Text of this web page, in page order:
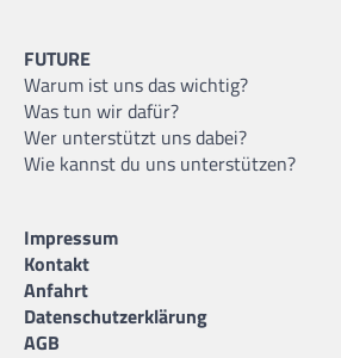
FUTURE
Warum ist uns das wichtig?
Was tun wir dafür?
Wer unterstützt uns dabei?
Wie kannst du uns unterstützen?
Impressum
Kontakt
Anfahrt
Datenschutzerklärung
AGB